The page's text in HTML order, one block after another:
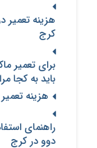
هزینه تعمیر
کرج
برای تعمیر
باید به کجا
هزینه
راهنمای
دوو در کرج